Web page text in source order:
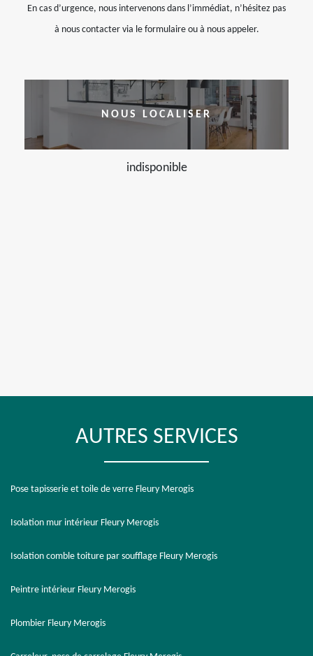
En cas d’urgence, nous intervenons dans l’immédiat, n’hésitez pas
à nous contacter via le formulaire ou à nous appeler.
NOUS LOCALISER
indisponible
AUTRES SERVICES
Pose tapisserie et toile de verre Fleury Merogis
Isolation mur intérieur Fleury Merogis
Isolation comble toiture par soufflage Fleury Merogis
Peintre intérieur Fleury Merogis
Plombier Fleury Merogis